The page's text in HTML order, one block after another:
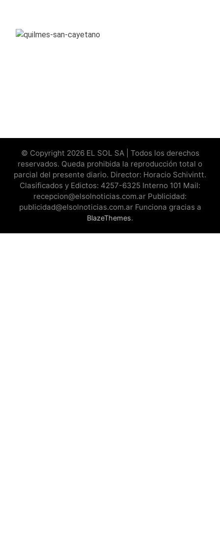
© Copyright 2026 EL SOL SA | Todos los derechos
reservados. Queda prohibida la reproducción total o
parcial del presente diario. Director: Horacio Schivintt.
Clasificados y Edictos: 4257-6325 Interno 101 Mail:
recepcion@elsolnoticias.com.ar Publicidad:
publicidad@elsolnoticias.com.ar Funciona gracias a
BlazeThemes.